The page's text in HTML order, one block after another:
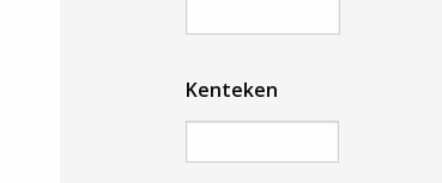
Kenteken